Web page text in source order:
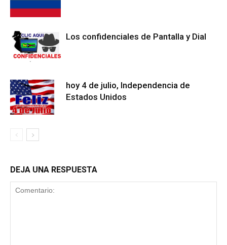
Los confidenciales de Pantalla y Dial
hoy 4 de julio, Independencia de
Estados Unidos
DEJA UNA RESPUESTA